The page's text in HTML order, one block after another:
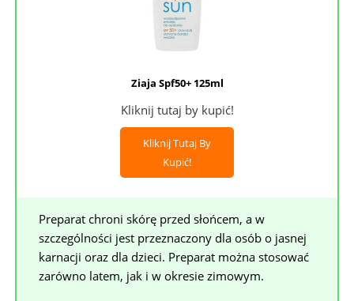
Ziaja Spf50+ 125ml
Kliknij tutaj by kupić!
Kliknij Tutaj By
Kupić!
Preparat chroni skórę przed słońcem, a w
szczególności jest przeznaczony dla osób o jasnej
karnacji oraz dla dzieci. Preparat można stosować
zarówno latem, jak i w okresie zimowym.